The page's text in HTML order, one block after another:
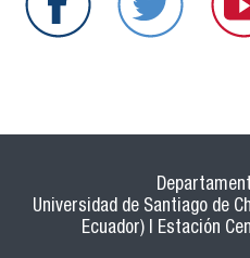
Universidad de Santiago de
Ecuador) | Estación